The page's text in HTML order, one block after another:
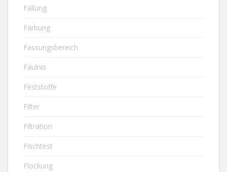
Fällung
Färbung
Fassungsbereich
Fäulnis
Feststoffe
Filter
Filtration
Fischtest
Flockung